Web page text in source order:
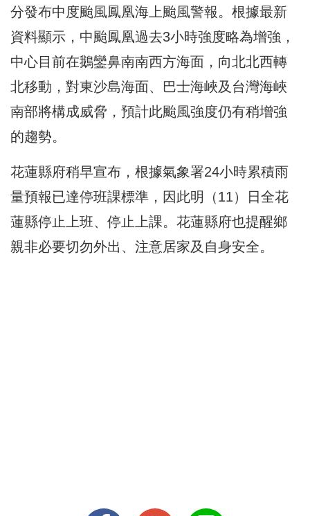
分發布中度颱風鳳凰海上颱風警報。根據最新
資料顯示，中颱鳳凰過去3小時強度略為增強，
中心目前在鵝鑾鼻南南西方海面，向北北西轉
北移動，對東沙島海面、巴士海峽及台灣海峽
南部將構成威脅，預計此颱風強度仍有稍增強
的趨勢。
花蓮縣府稍早宣布，根據氣象署24小時累積雨
量預報已達停班課標準，因此明（11）日全花
蓮縣停止上班、停止上課。花蓮縣府也提醒鄉
親非必要切勿外出、注意居家及自身安全。